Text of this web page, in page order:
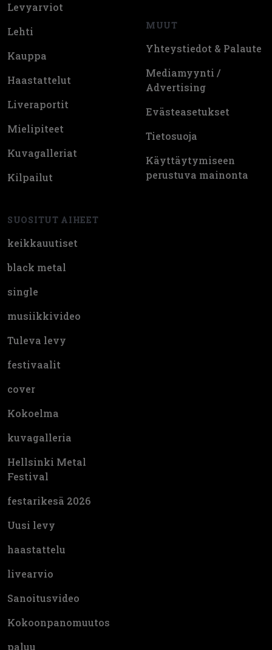
Levyarviot
Lehti
Kauppa
Haastattelut
Liveraportit
Mielipiteet
Kuvagalleriat
Kilpailut
SUOSITUT AIHEET
keikkauutiset
black metal
single
musiikkivideo
Tuleva levy
festivaalit
cover
Kokoelma
kuvagalleria
Hellsinki Metal
Festival
festarikesä 2026
Uusi levy
haastattelu
livearvio
Sanoitusvideo
Kokoonpanomuutos
paluu
MUUT
Yhteystiedot & Palaute
Mediamyynti /
Advertising
Evästeasetukset
Tietosuoja
Käyttäytymiseen
perustuva mainonta